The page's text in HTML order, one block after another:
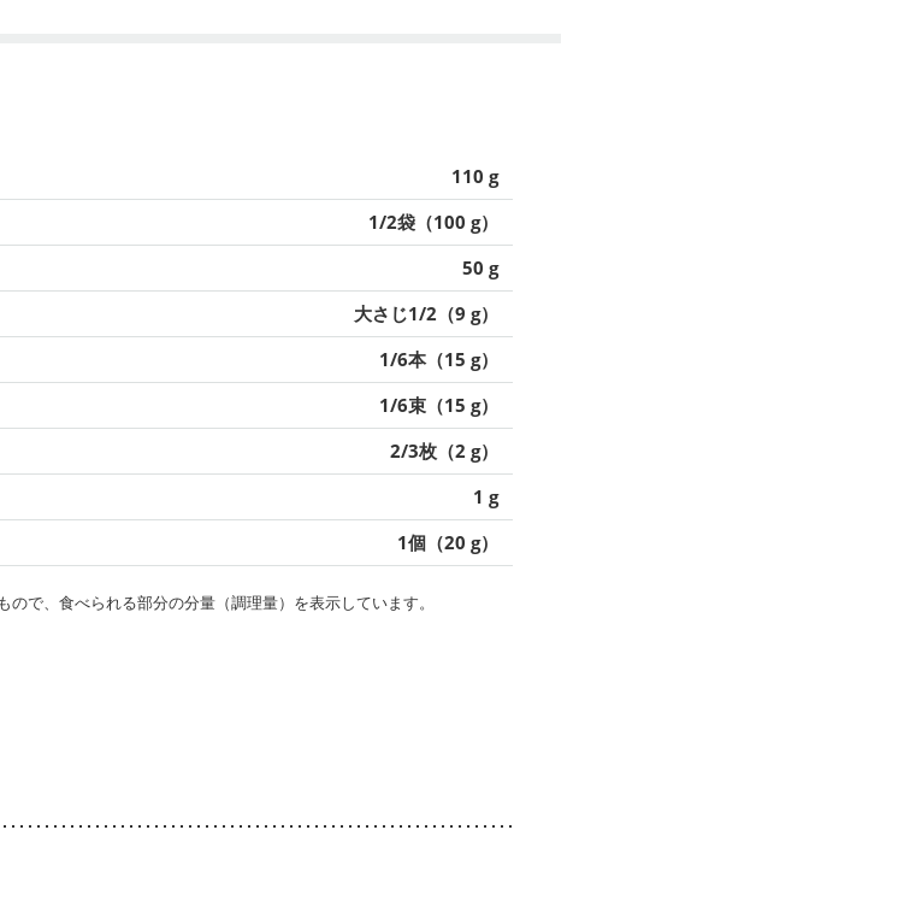
110 g
1/2袋（100 g）
50 g
大さじ1/2（9 g）
1/6本（15 g）
1/6束（15 g）
2/3枚（2 g）
1 g
1個（20 g）
で、食べられる部分の分量（調理量）を表示しています。